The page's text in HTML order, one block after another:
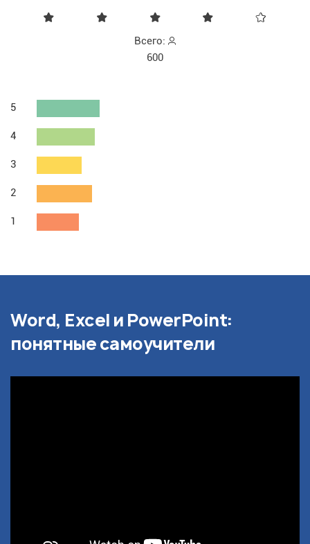
Всего:
600
5
4
3
2
1
Word, Excel и PowerPoint:
понятные самоучители